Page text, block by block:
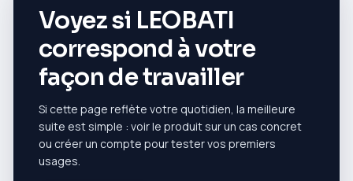
Voyez si LEOBATI
correspond à votre
façon de travailler
Si cette page reflète votre quotidien, la meilleure
suite est simple : voir le produit sur un cas concret
ou créer un compte pour tester vos premiers
usages.